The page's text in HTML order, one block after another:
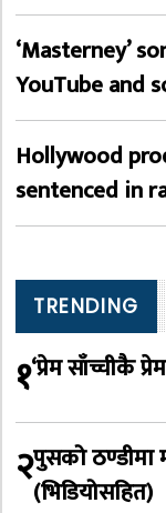
‘Masterney’
YouTube and
Hollywood
sentenced in
TRENDING
१‘प्रेम साँच्चीकै
२पुसको ठण्डीमा
(भिडियोसहित)